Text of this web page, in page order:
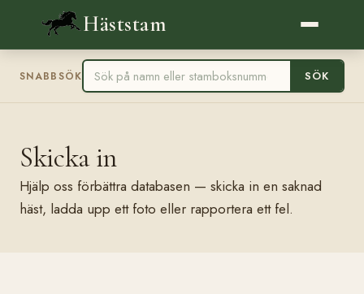
Häststam
SNABBSÖK SÖK
Skicka in
Hjälp oss förbättra databasen — skicka in en saknad
häst, ladda upp ett foto eller rapportera ett fel.